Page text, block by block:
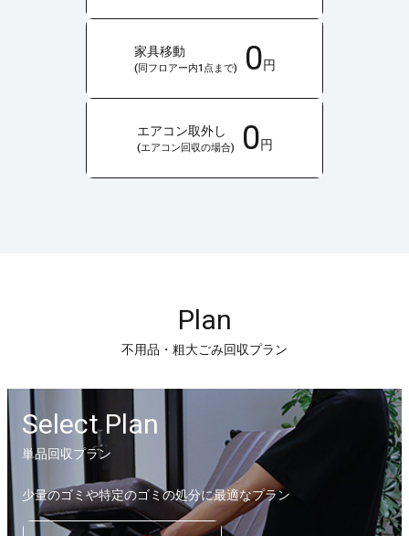
家具移動
(同フロアー内1点まで) 0円
エアコン取外し
(エアコン回収の場合) 0円
Plan
不用品・粗大ごみ回収プラン
Select Plan
単品回収プラン
少量のゴミや特定のゴミの処分に最適なプラン